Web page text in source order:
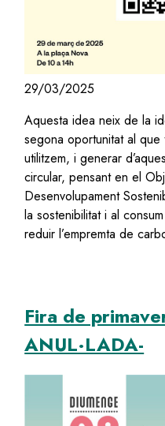
29/03/2025
Aquesta idea neix de la
segona oportunitat al
utilitzem, i generar
circular, pensant en el
Desenvolupament
la sostenibilitat i al
reduir l’empremta de
Fira de
ANUL·LADA-